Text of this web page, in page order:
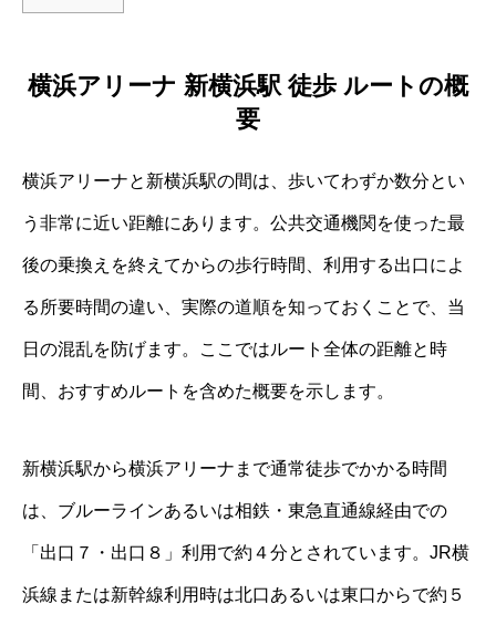
横浜アリーナ 新横浜駅 徒歩 ルートの概
要
横浜アリーナと新横浜駅の間は、歩いてわずか数分とい
う非常に近い距離にあります。公共交通機関を使った最
後の乗換えを終えてからの歩行時間、利用する出口によ
る所要時間の違い、実際の道順を知っておくことで、当
日の混乱を防げます。ここではルート全体の距離と時
間、おすすめルートを含めた概要を示します。
新横浜駅から横浜アリーナまで通常徒歩でかかる時間
は、ブルーラインあるいは相鉄・東急直通線経由での
「出口７・出口８」利用で約４分とされています。JR横
浜線または新幹線利用時は北口あるいは東口からで約５